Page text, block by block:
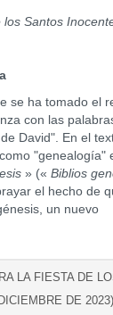
Santos
ha tomado el
con las
David". En el
"genealogía"
» («Biblios
el hecho de
un nuevo
LA FIESTA DE
DE 2023)